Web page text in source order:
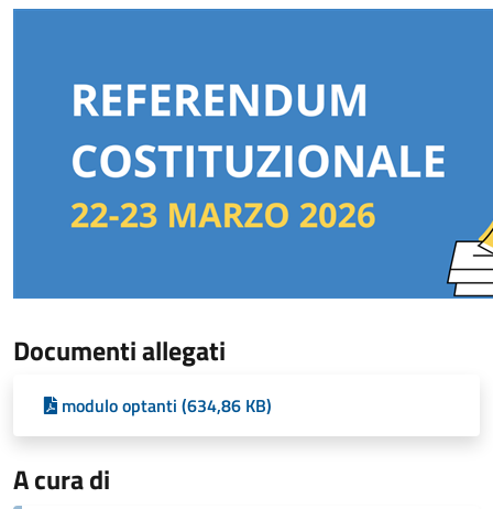
Documenti allegati
modulo optanti (634,86 KB)
A cura di